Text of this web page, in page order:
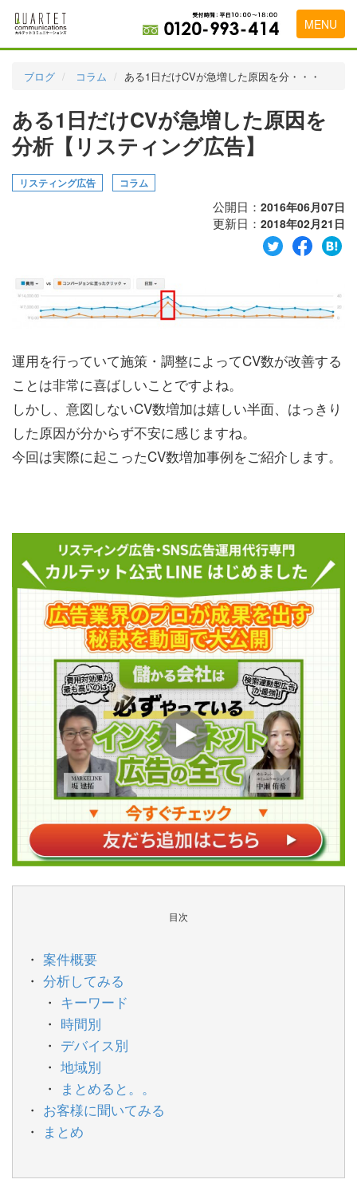
MENU
実績・お客様の声
初めて導入をお考えの方
代理店の乗り換えをお考えの方
会社概要
ブログ コラム ある1日だけCVが急増した原因を分・・・
ある1日だけCVが急増した原因を
分析【リスティング広告】
リスティング広告 コラム
公開日： 2016年06月07日
更新日： 2018年02月21日
運用を行っていて施策・調整によってCV数が改善する
ことは非常に喜ばしいことですよね。
しかし、意図しないCV数増加は嬉しい半面、はっきり
した原因が分からず不安に感じますね。
今回は実際に起こったCV数増加事例をご紹介します。
目次
案件概要
分析してみる
キーワード
時間別
デバイス別
地域別
まとめると。。
お客様に聞いてみる
まとめ